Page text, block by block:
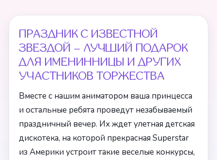
ПРАЗДНИК С ИЗВЕСТНОЙ
ЗВЕЗДОЙ – ЛУЧШИЙ ПОДАРОК
ДЛЯ ИМЕНИННИЦЫ И ДРУГИХ
УЧАСТНИКОВ ТОРЖЕСТВА
Вместе с нашим аниматором ваша принцесса
и остальные ребята проведут незабываемый
праздничный вечер. Их ждет улетная детская
дискотека, на которой прекрасная Superstar
из Америки устроит такие веселые конкурсы,